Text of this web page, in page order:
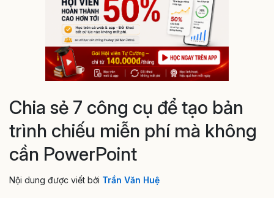
Chia sẻ 7 công cụ để tạo bản
trình chiếu miễn phí mà không
cần PowerPoint
Nội dung được viết bởi Trần Văn Huệ